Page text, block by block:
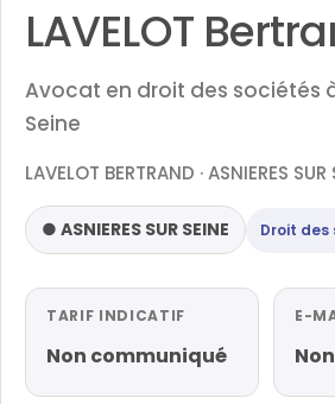
LAVELOT
Avocat en droit des sociétés
Seine
LAVELOT BERTRAND · ASNIERES SUR
● ASNIERES SUR SEINE Droit des
TARIF INDICATIF
Non communiqué
E-